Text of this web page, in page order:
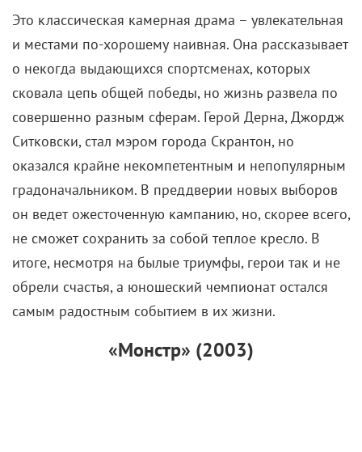
Ситковски, стал мэром города Скрантон, но
оказался крайне некомпетентным и непопулярным
градоначальником. В преддверии новых выборов
он ведет ожесточенную кампанию, но, скорее всего,
не сможет сохранить за собой теплое кресло. В
итоге, несмотря на былые триумфы, герои так и не
обрели счастья, а юношеский чемпионат остался
самым радостным событием в их жизни.
«Монстр» (2003)